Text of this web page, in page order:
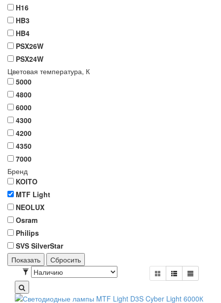
H16
HB3
HB4
PSX26W
PSX24W
Цветовая температура, К
5000
4800
6000
4300
4200
4350
7000
Бренд
KOITO
MTF Light
NEOLUX
Osram
Philips
SVS SilverStar
Показать
Сбросить